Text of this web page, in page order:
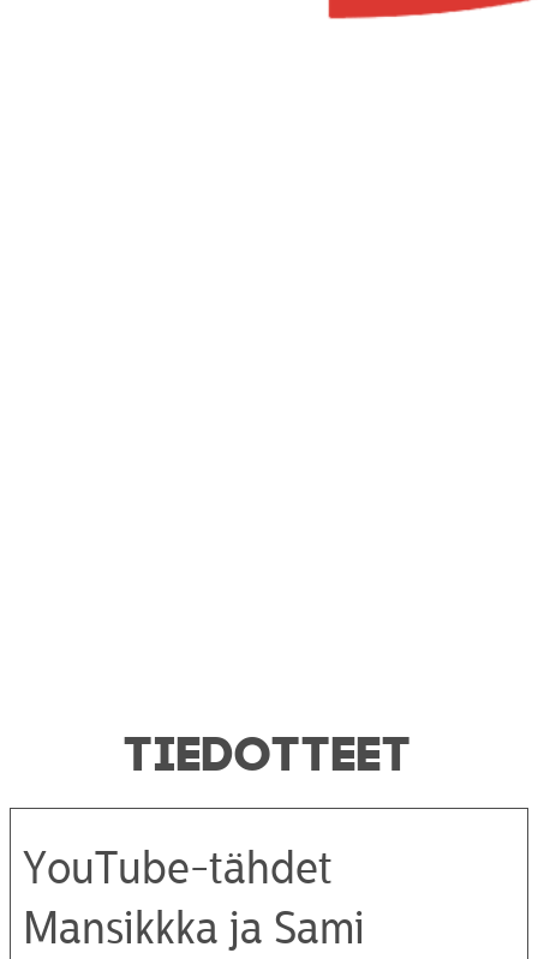
TIEDOTTEET
YouTube-tähdet
Mansikkka ja Sami